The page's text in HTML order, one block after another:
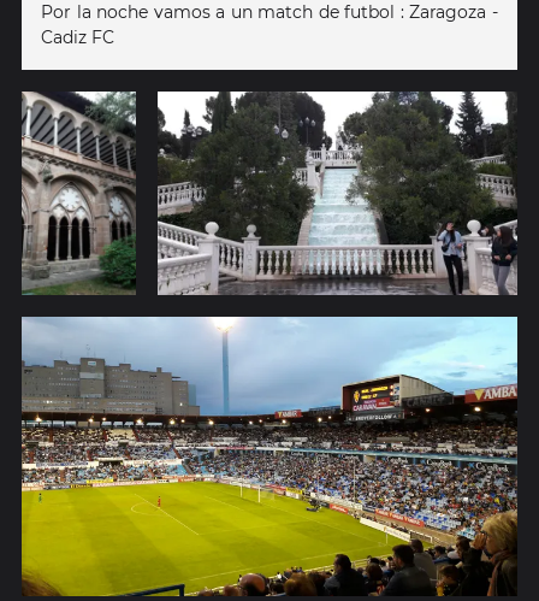
Por la noche vamos a un match de futbol : Zaragoza -
Cadiz FC